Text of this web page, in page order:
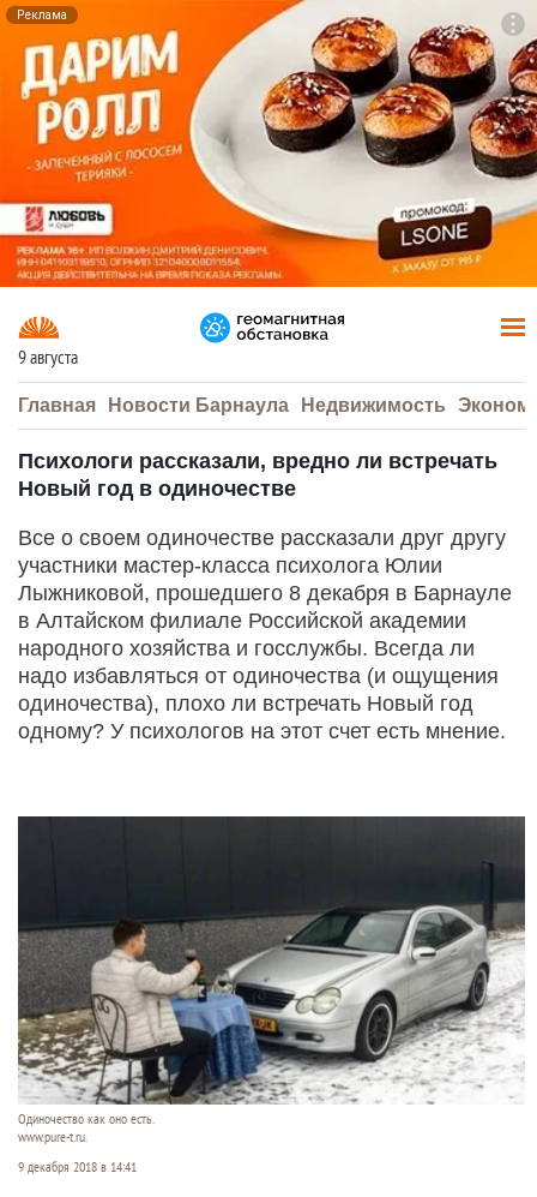
Реклама
9 августа
Главная Новости Барнаула Недвижимость
Психологи рассказали, вредно ли встречать
Новый год в одиночестве
Все о своем одиночестве рассказали друг другу
участники мастер-класса психолога Юлии
Лыжниковой, прошедшего 8 декабря в Барнауле
в Алтайском филиале Российской академии
народного хозяйства и госслужбы. Всегда ли
надо избавляться от одиночества (и ощущения
одиночества), плохо ли встречать Новый год
одному? У психологов на этот счет есть мнение.
Одиночество как оно есть.
www.pure-t.ru.
9 декабря 2018 в 14:41